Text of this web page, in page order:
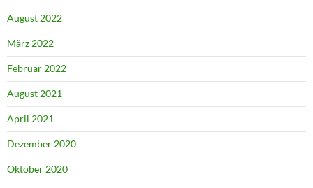
August 2022
März 2022
Februar 2022
August 2021
April 2021
Dezember 2020
Oktober 2020